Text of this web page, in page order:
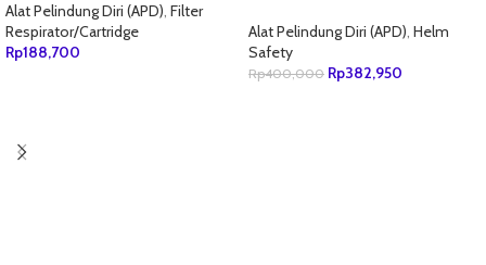
Alat Pelindung Diri (APD), Filter
Respirator/Cartridge
Rp188,700
Alat Pelindung Diri (APD), Helm
Safety
Rp400,000 Rp382,950